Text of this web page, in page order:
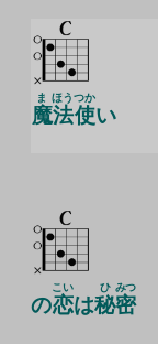
魔
ま
法
ほう
使
つか
い
の恋
こい
は秘
ひ
密
みつ